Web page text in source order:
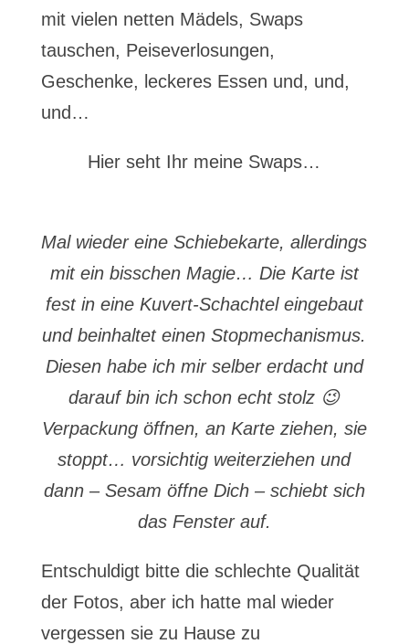
mit vielen netten Mädels, Swaps
tauschen, Peiseverlosungen,
Geschenke, leckeres Essen und, und,
und…
Hier seht Ihr meine Swaps…
Mal wieder eine Schiebekarte, allerdings
mit ein bisschen Magie… Die Karte ist
fest in eine Kuvert-Schachtel eingebaut
und beinhaltet einen Stopmechanismus.
Diesen habe ich mir selber erdacht und
darauf bin ich schon echt stolz 😉
Verpackung öffnen, an Karte ziehen, sie
stoppt… vorsichtig weiterziehen und
dann – Sesam öffne Dich – schiebt sich
das Fenster auf.
Entschuldigt bitte die schlechte Qualität
der Fotos, aber ich hatte mal wieder
vergessen sie zu Hause zu